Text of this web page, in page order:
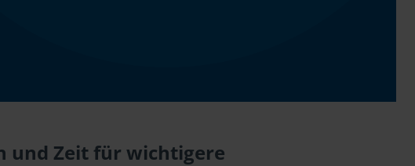
und Zeit für wichtigere